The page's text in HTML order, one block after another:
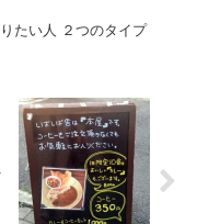
たい人 ２つのタイプ